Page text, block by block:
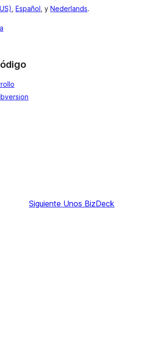
Español , y Nederlands.
Siguiente Unos BizDeck